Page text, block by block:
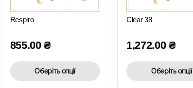
Respiro
855.00₴
Оберіть опції
Clear 38
1,272.00₴
Оберіть опції